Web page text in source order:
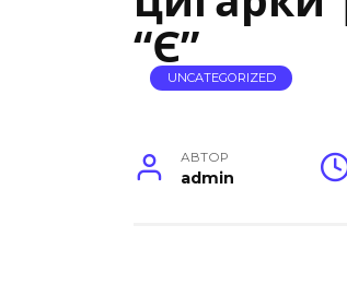
“Є”
UNCATEGORIZED
АВТОР
admin